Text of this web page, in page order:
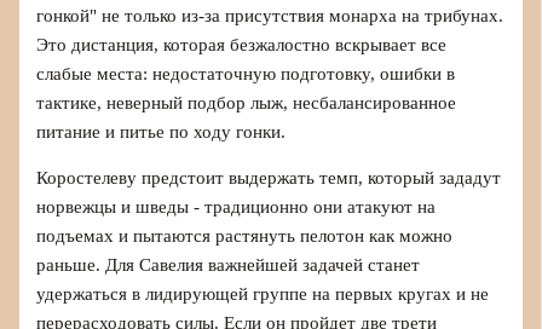
гонкой" не только из-за присутствия монарха на трибунах.
Это дистанция, которая безжалостно вскрывает все
слабые места: недостаточную подготовку, ошибки в
тактике, неверный подбор лыж, несбалансированное
питание и питье по ходу гонки.
Коростелеву предстоит выдержать темп, который зададут
норвежцы и шведы - традиционно они атакуют на
подъемах и пытаются растянуть пелотон как можно
раньше. Для Савелия важнейшей задачей станет
удержаться в лидирующей группе на первых кругах и не
перерасходовать силы. Если он пройдет две трети